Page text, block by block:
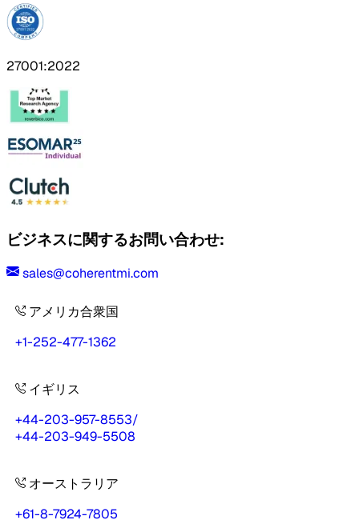
27001:2022
ビジネスに関するお問い合わせ:
sales@coherentmi.com
アメリカ合衆国
+1-252-477-1362
イギリス
+44-203-957-8553/
+44-203-949-5508
オーストラリア
+61-8-7924-7805